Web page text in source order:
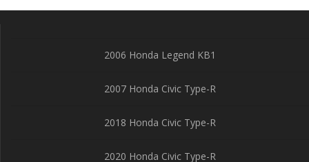
2006 Honda Legend KB1
2007 Honda Civic Type-R
2018 Honda Civic Type-R
2020 Honda Civic Type-R